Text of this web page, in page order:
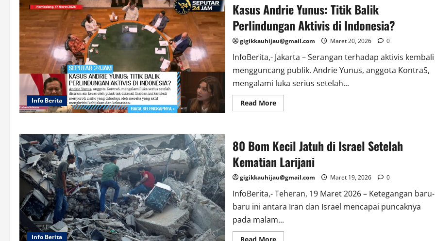
ke
Benfica:
Comeback
Kontroversial
Ruben
Amorim
Info Berita
Kasus Andrie Yunus: Titik Balik
Perlindungan Aktivis di Indonesia?
gigikkauhijau@gmail.com Maret 20, 2026 0
InfoBerita,- Jakarta – Serangan terhadap aktivis kembali
mengguncang publik. Andrie Yunus, anggota KontraS,
mengalami luka serius setelah...
Read MoreRead
more
Titik
Balik
Perlindungan
Aktivis
di
Indonesia?
Info Berita
80 Bom Kecil Jatuh di Israel Setelah
Kematian Larijani
gigikkauhijau@gmail.com Maret 19, 2026 0
InfoBerita,- Teheran, 19 Maret 2026 – Ketegangan baru-
baru ini antara Iran dan Israel mencapai puncaknya
pada malam...
Read